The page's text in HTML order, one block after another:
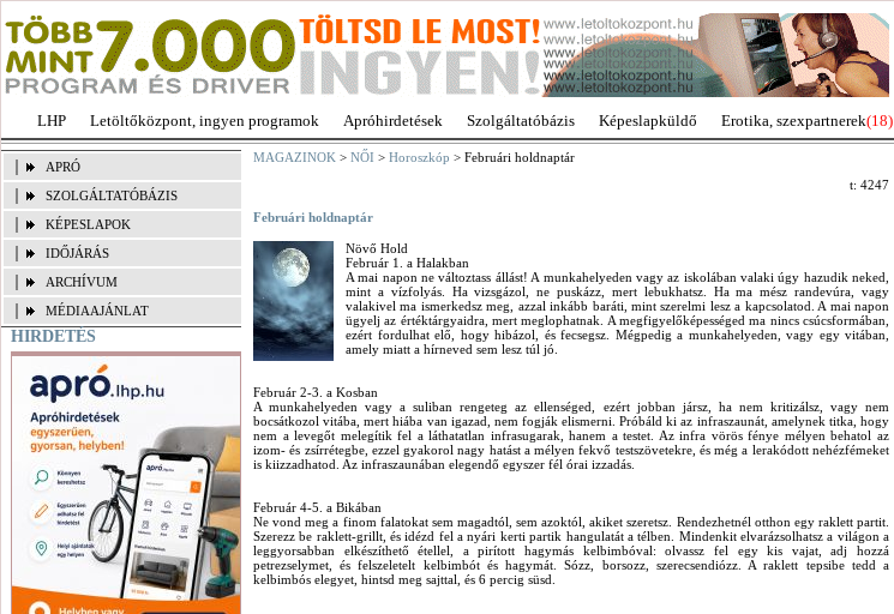
LHP Letöltőközpont, ingyen programok Apróhirdetések Szolgáltatóbázis Képeslapküldő Erotika, szexpartnerek(18)
APRÓ
SZOLGÁLTATÓBÁZIS
KÉPESLAPOK
IDŐJÁRÁS
ARCHÍVUM
MÉDIAAJÁNLAT
HIRDETÉS
MAGAZINOK > NŐI > Horoszkóp > Februári holdnaptár
t: 4247
Februári holdnaptár
Növő Hold
Február 1. a Halakban
A mai napon ne változtass állást! A munkahelyeden vagy az iskolában valaki úgy hazudik neked,
mint a vízfolyás. Ha vizsgázol, ne puskázz, mert lebukhatsz. Ha ma mész randevúra, vagy
valakivel ma ismerkedsz meg, azzal inkább baráti, mint szerelmi lesz a kapcsolatod. A mai napon
ügyelj az értéktárgyaidra, mert meglophatnak. A megfigyelőképességed ma nincs csúcsformában,
ezért fordulhat elő, hogy hibázol, és fecsegsz. Mégpedig a munkahelyeden, vagy egy vitában,
amely miatt a hírneved sem lesz túl jó.
Február 2-3. a Kosban
A munkahelyeden vagy a suliban rengeteg az ellenséged, ezért jobban jársz, ha nem kritizálsz, vagy nem
bocsátkozol vitába, mert hiába van igazad, nem fogják elismerni. Próbáld ki az infraszaunát, amelynek titka, hogy
nem a levegőt melegítik fel a láthatatlan infrasugarak, hanem a testet. Az infra vörös fénye mélyen behatol az
izom- és zsírrétegbe, ezzel gyakorol nagy hatást a mélyen fekvő testszövetekre, és még a lerakódott nehézfémeket
is kiizzadhatod. Az infraszaunában elegendő egyszer fél órai izzadás.
Február 4-5. a Bikában
Ne vond meg a finom falatokat sem magadtól, sem azoktól, akiket szeretsz. Rendezhetnél otthon egy raklett partit.
Szerezz be raklett-grillt, és idézd fel a nyári kerti partik hangulatát a télben. Mindenkit elvarázsolhatsz a világon a
leggyorsabban elkészíthető étellel, a pirított hagymás kelbimbóval: olvassz fel egy kis vajat, adj hozzá
petrezselymet, és felszeletelt kelbimbót és hagymát. Sózz, borsozz, szerecsendiózz. A raklett tepsibe tedd a
kelbimbós elegyet, hintsd meg sajttal, és 6 percig süsd.